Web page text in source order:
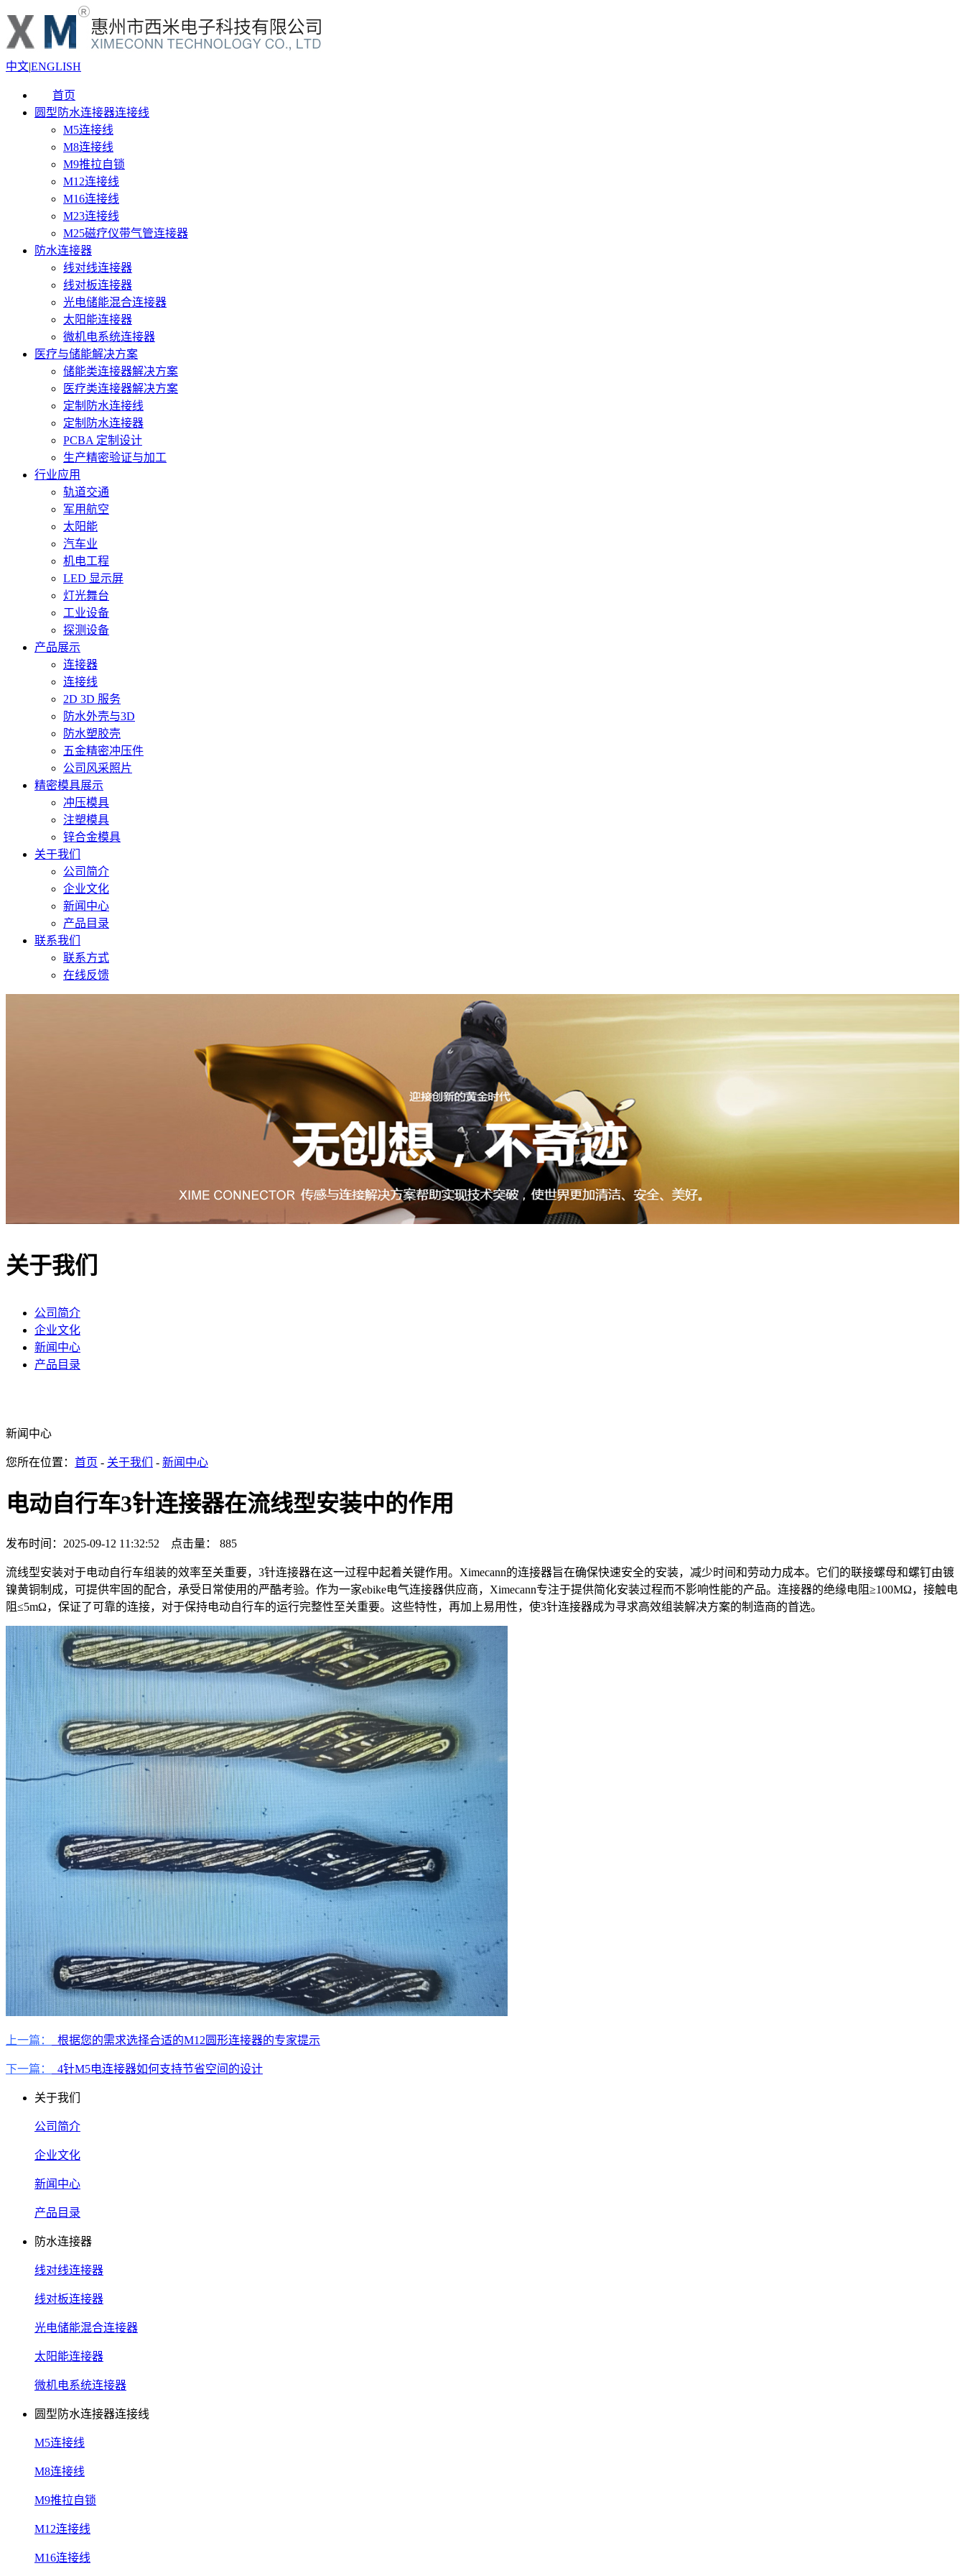
中文|ENGLISH
首页
圆型防水连接器连接线
M5连接线
M8连接线
M9推拉自锁
M12连接线
M16连接线
M23连接线
M25磁疗仪带气管连接器
防水连接器
线对线连接器
线对板连接器
光电储能混合连接器
太阳能连接器
微机电系统连接器
医疗与储能解决方案
储能类连接器解决方案
医疗类连接器解决方案
定制防水连接线
定制防水连接器
PCBA 定制设计
生产精密验证与加工
行业应用
轨道交通
军用航空
太阳能
汽车业
机电工程
LED 显示屏
灯光舞台
工业设备
探测设备
产品展示
连接器
连接线
2D 3D 服务
防水外壳与3D
防水塑胶壳
五金精密冲压件
公司风采照片
精密模具展示
冲压模具
注塑模具
锌合金模具
关于我们
公司简介
企业文化
新闻中心
产品目录
联系我们
联系方式
在线反馈
关于我们
公司简介
企业文化
新闻中心
产品目录
新闻中心
您所在位置： 首页 - 关于我们 - 新闻中心
电动自行车3针连接器在流线型安装中的作用
发布时间：2025-09-12 11:32:52 点击量： 885
流线型安装对于电动自行车组装的效率至关重要，3针连接器在这一过程中起着关键作用。Ximecann的连接器旨在确保快速安全的安装，减少时间和劳动力成本。它们的联接螺母和螺钉由镀
镍黄铜制成，可提供牢固的配合，承受日常使用的严酷考验。作为一家ebike电气连接器供应商，Ximecann专注于提供简化安装过程而不影响性能的产品。连接器的绝缘电阻≥100MΩ，接触电
阻≤5mΩ，保证了可靠的连接，对于保持电动自行车的运行完整性至关重要。这些特性，再加上易用性，使3针连接器成为寻求高效组装解决方案的制造商的首选。
上一篇： 根据您的需求选择合适的M12圆形连接器的专家提示
下一篇： 4针M5电连接器如何支持节省空间的设计
关于我们
公司简介
企业文化
新闻中心
产品目录
防水连接器
线对线连接器
线对板连接器
光电储能混合连接器
太阳能连接器
微机电系统连接器
圆型防水连接器连接线
M5连接线
M8连接线
M9推拉自锁
M12连接线
M16连接线